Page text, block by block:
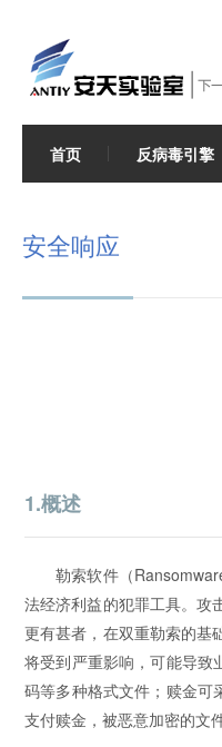
首页 反病毒引擎
安全响应
1.概述
勒索软件（
法经济利益的犯罪工具。攻
更有甚者，在双重勒索的基
将受到严重影响，可能导致
码等多种格式文件；赎金可
支付赎金，被恶意加密的文